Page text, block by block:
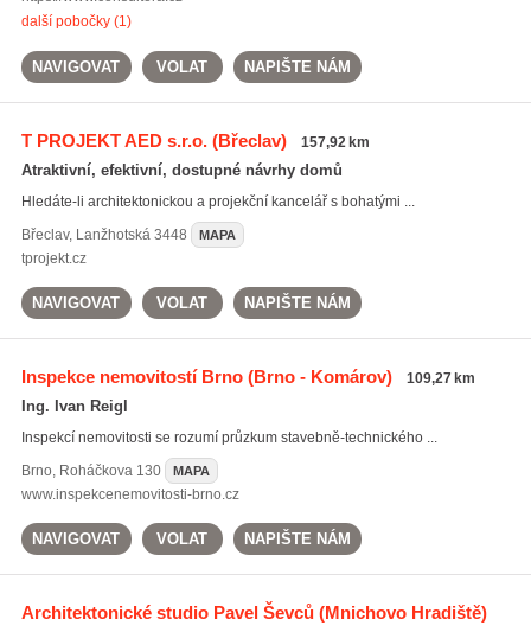
další pobočky (1)
NAVIGOVAT VOLAT NAPIŠTE NÁM
T PROJEKT AED s.r.o.(Břeclav) 157,92 km
Atraktivní, efektivní, dostupné návrhy domů
Hledáte-li architektonickou a projekční kancelář s bohatými ...
Břeclav, Lanžhotská 3448 MAPA
tprojekt.cz
NAVIGOVAT VOLAT NAPIŠTE NÁM
Inspekce nemovitostí Brno(Brno - Komárov) 109,27 km
Ing. Ivan Reigl
Inspekcí nemovitosti se rozumí průzkum stavebně-technického ...
Brno, Roháčkova 130 MAPA
www.inspekcenemovitosti-brno.cz
NAVIGOVAT VOLAT NAPIŠTE NÁM
Architektonické studio Pavel Ševců(Mnichovo Hradiště)